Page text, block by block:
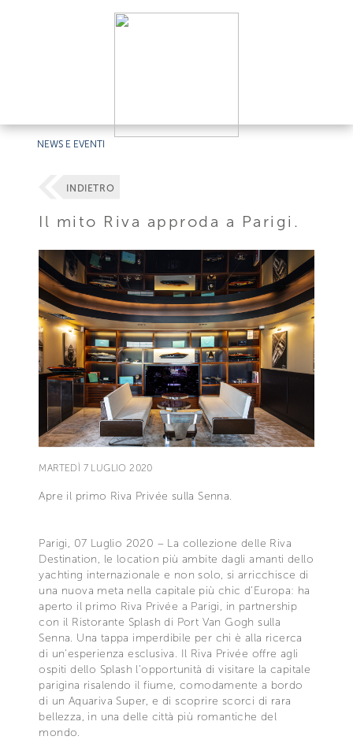
NEWS E EVENTI
INDIETRO
Il mito Riva approda a Parigi.
MARTEDÌ 7 LUGLIO 2020
Apre il primo Riva Privée sulla Senna.
Parigi, 07 Luglio 2020 – La collezione delle Riva
Destination, le location più ambite dagli amanti dello
yachting internazionale e non solo, si arricchisce di
una nuova meta nella capitale più chic d’Europa: ha
aperto il primo Riva Privée a Parigi, in partnership
con il Ristorante Splash di Port Van Gogh sulla
Senna. Una tappa imperdibile per chi è alla ricerca
di un’esperienza esclusiva. Il Riva Privée offre agli
ospiti dello Splash l’opportunità di visitare la capitale
parigina risalendo il fiume, comodamente a bordo
di un Aquariva Super, e di scoprire scorci di rara
bellezza, in una delle città più romantiche del
mondo.